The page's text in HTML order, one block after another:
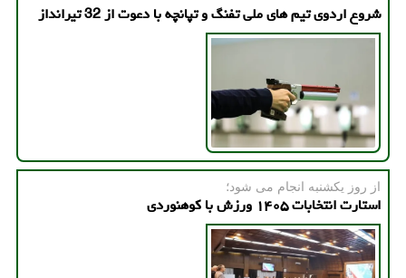
شروع اردوی تیم های ملی تفنگ و تپانچه با دعوت از 32 تیرانداز
از روز یكشنبه انجام می شود؛
استارت انتخابات ۱۴۰۵ ورزش با کوهنوردی